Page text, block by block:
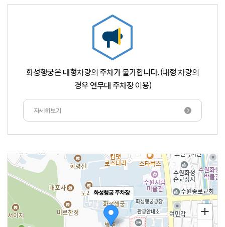
화성행궁은 대형차량의 주차가 불가합니다. (대형 차량의
경우 연무대 주차장 이용)
자세히보기
화성행궁 주차장